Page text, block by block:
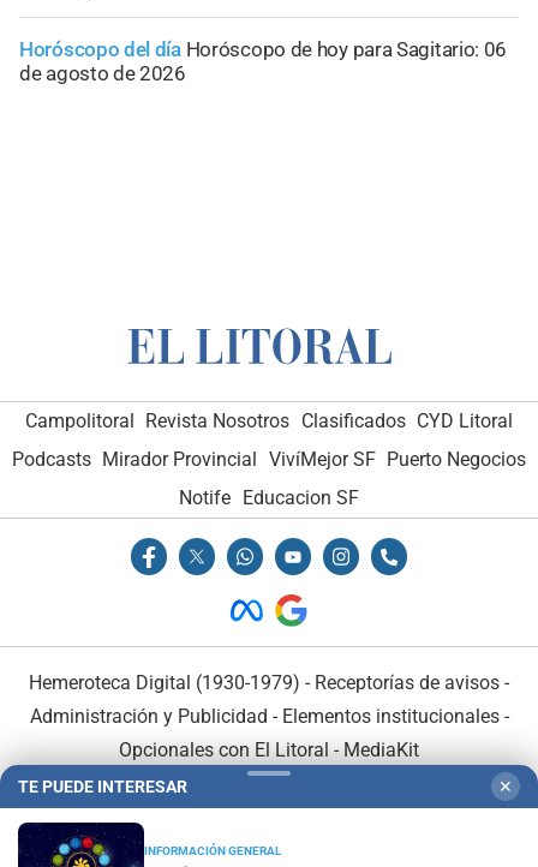
Horóscopo del día Horóscopo de hoy para Sagitario: 06
de agosto de 2026
Campolitoral Revista Nosotros Clasificados CYD Litoral
Podcasts Mirador Provincial VivíMejor SF Puerto Negocios
Notife
Educacion SF
Hemeroteca Digital (1930-1979) - Receptorías de avisos -
Administración y Publicidad - Elementos institucionales-
Opcionales con El Litoral - MediaKit
TE PUEDE INTERESAR ✕
INFORMACIÓN GENERAL